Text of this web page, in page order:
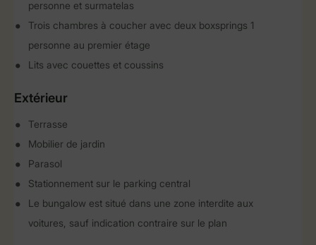
personne et surmatelas
Trois chambres à coucher avec deux boxsprings 1
personne au premier étage
Lits avec couettes et coussins
Extérieur
Terrasse
Mobilier de jardin
Parasol
Stationnement sur le parking central
Le bungalow est situé dans une zone interdite aux
voitures, sauf indication contraire sur le plan